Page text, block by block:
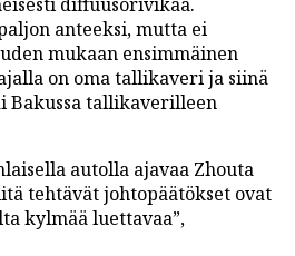
anteeksi, mutta ei
mukaan ensimmäinen
on oma tallikaveri ja siinä
Bakussa tallikaverilleen
autolla ajavaa Zhouta
tehtävät johtopäätökset ovat
kylmää luettavaa”,